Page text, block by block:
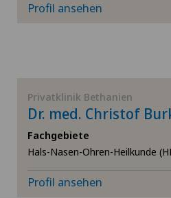
Arthrose
Bänderriss /
Bandscheibenprothese |
Bandscheibenvorfall
Profil ansehen
Privatklinik Bethanien
Dr. med. Christof
Fachgebiete
Hals-Nasen-Ohren-Heilkunde
Profil ansehen